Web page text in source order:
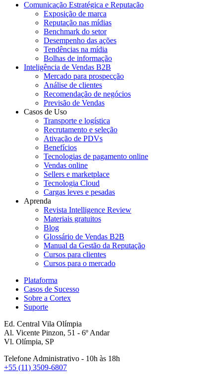
Comunicação Estratégica e Reputação
Exposição de marca
Reputação nas mídias
Benchmark do setor
Desempenho das ações
Tendências na mídia
Bolhas de informação
Inteligência de Vendas B2B
Mercado para prospecção
Análise de clientes
Recomendação de negócios
Previsão de Vendas
Casos de Uso
Transporte e logística
Recrutamento e seleção
Ativação de PDVs
Benefícios
Tecnologias de pagamento online
Vendas online
Sellers e marketplace
Tecnologia Cloud
Cargas leves e pesadas
Aprenda
Revista Intelligence Review
Materiais gratuitos
Blog
Glossário de Vendas B2B
Manual da Gestão da Reputação
Cursos para clientes
Cursos para o mercado
Plataforma
Casos de Sucesso
Sobre a Cortex
Suporte
Ed. Central Vila Olímpia
Al. Vicente Pinzon, 51 - 6º Andar
Vl. Olímpia, SP
Telefone Administrativo - 10h às 18h
+55 (11) 3509-6807